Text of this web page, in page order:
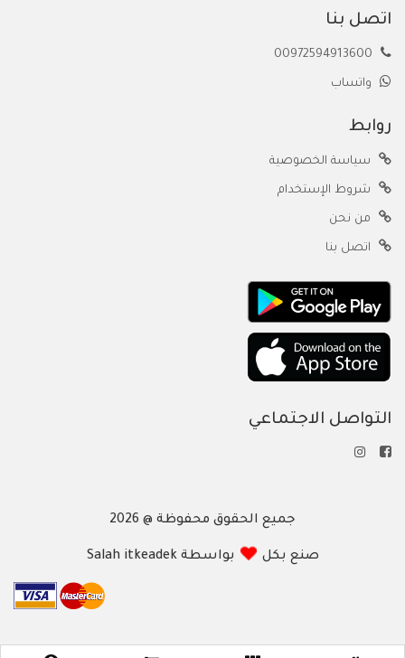
اتصل بنا
واتساب
روابط
سياسة الخصوصية
شروط الإستخدام
من نحن
اتصل بنا
التواصل الاجتماعي
جميع الحقوق محفوظة @ 2026
صنع بكل بواسطة Salah itkeadek